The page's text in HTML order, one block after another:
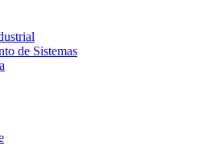
de Sistemas